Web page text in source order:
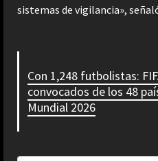
sistemas de vigilancia»,
Con 1,248 futbolistas:
convocados de los 48
Mundial 2026